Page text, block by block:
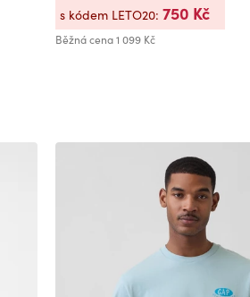
Běžná cena1 099 Kč
s kódem LETO20: 750 Kč